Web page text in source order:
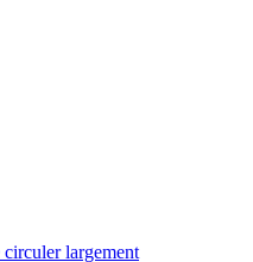
largement